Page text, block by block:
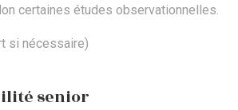
certaines études observationnelles.
si nécessaire)
senior